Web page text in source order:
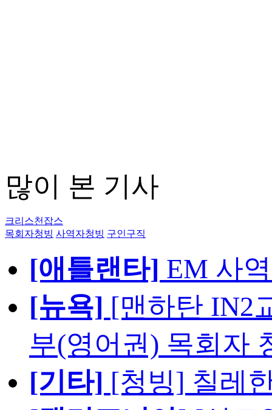
많이 본 기사
크리스천잡스
목회자청빙 사역자청빙 구인구직
[애틀랜타] EM 사
[뉴욕] [맨하탄 IN2
부(영어권) 목회자
[기타] [청빙] 칠레